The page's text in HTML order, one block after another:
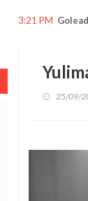
3:21 PM
25/09/